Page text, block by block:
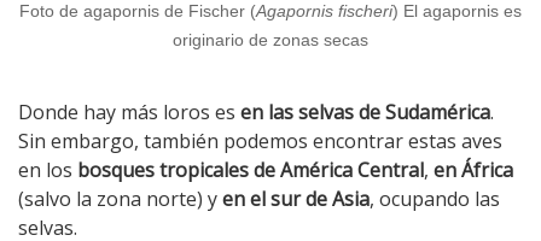
Foto de agapornis de Fischer (Agapornis fischeri) El agapornis es
originario de zonas secas
Donde hay más loros es en las selvas de Sudamérica.
Sin embargo, también podemos encontrar estas aves
en los bosques tropicales de América Central, en África
(salvo la zona norte) yen el sur de Asia, ocupando las
selvas.